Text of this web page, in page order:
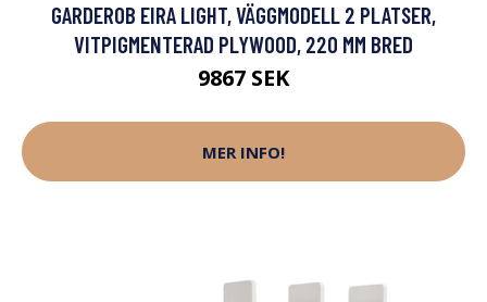
GARDEROB EIRA LIGHT, VÄGGMODELL 2 PLATSER,
VITPIGMENTERAD PLYWOOD, 220 MM BRED
9867 SEK
MER INFO!